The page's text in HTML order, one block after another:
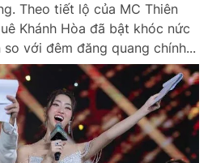
thoại
Theo tiết lộ của MC Thiên
Khánh Hòa đã bật khóc nức
với đêm đăng quang chính...